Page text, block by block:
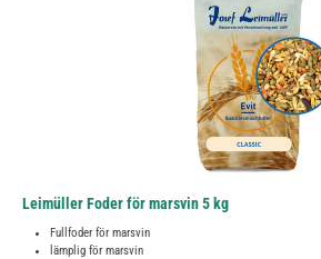
Leimüller Foder för marsvin 5 kg
Fullfoder för marsvin
lämplig för marsvin